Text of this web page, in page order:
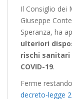
Il Consiglio dei
Giuseppe
Speranza, ha
ulteriori
rischi sanitari
COVID-19.
Ferme
decreto-legge